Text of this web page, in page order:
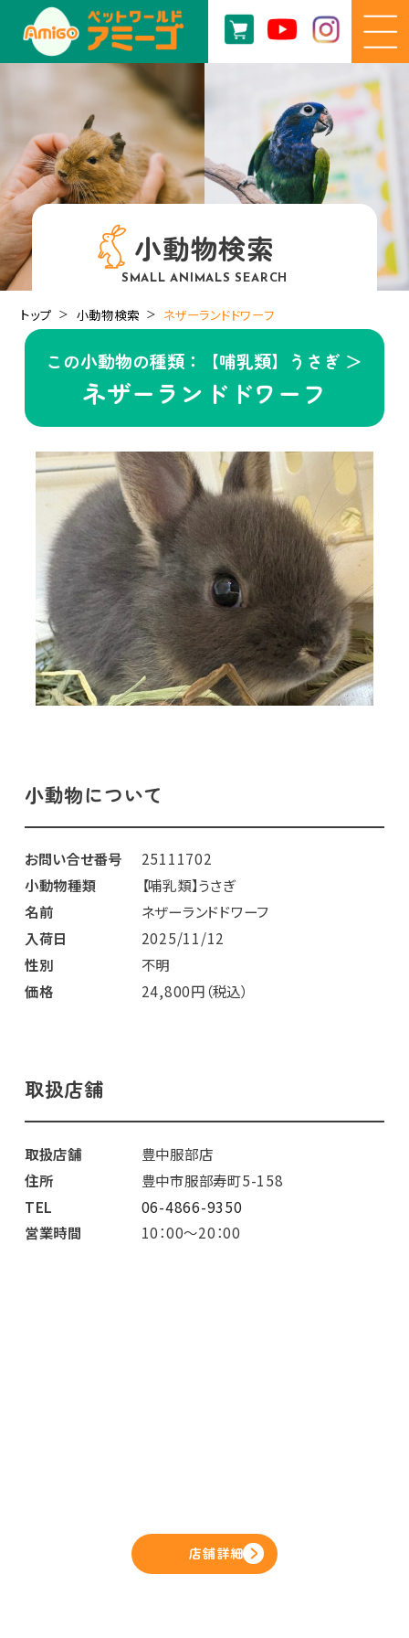
小動物検索
SMALL ANIMALS SEARCH
トップ 小動物検索 ネザーランドドワーフ
この小動物の種類：【哺乳類】うさぎ ＞
ネザーランドドワーフ
小動物について
お問い合せ番号
25111702
小動物種類
【哺乳類】うさぎ
名前
ネザーランドドワーフ
入荷日
2025/11/12
性別
不明
価格
24,800円（税込）
取扱店舗
取扱店舗
豊中服部店
住所
豊中市服部寿町5-158
TEL
06-4866-9350
営業時間
10：00～20：00
店舗詳細